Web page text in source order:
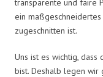
transparente und faire
ein
zugeschnitten ist.
Uns ist es wichtig,
bist. Deshalb legen